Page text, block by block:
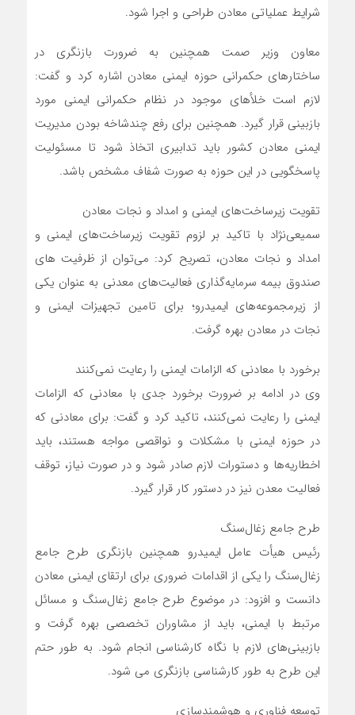
شرایط عملیاتی معادن طراحی و اجرا شود.
معاون وزیر صمت همچنین به ضرورت بازنگری در
ساختارهای حکمرانی حوزه ایمنی معادن اشاره کرد و گفت:
لازم است خلأهای موجود در نظام حکمرانی ایمنی مورد
بازبینی قرار گیرد. همچنین برای رفع چندشاخه بودن مدیریت
ایمنی معادن کشور باید تدابیری اتخاذ شود تا مسئولیت
پاسخگویی در این حوزه به صورت شفاف مشخص باشد.
تقویت زیرساخت‌های ایمنی و امداد و نجات معادن
سمیعی‌نژاد با تاکید بر لزوم تقویت زیرساخت‌های ایمنی و
امداد و نجات معادن، تصریح کرد: می‌توان از ظرفیت ‌های
صندوق بیمه سرمایه‌گذاری فعالیت‌های معدنی به عنوان یکی
از زیرمجموعه‌های ایمیدرو؛ برای تامین تجهیزات ایمنی و
نجات در معادن بهره گرفت.
برخورد با معادنی که الزامات ایمنی را رعایت نمی‌کنند
وی در ادامه بر ضرورت برخورد جدی با معادنی که الزامات
ایمنی را رعایت نمی‌کنند، تاکید کرد و گفت: برای معادنی که
در حوزه ایمنی با مشکلات و نواقصی مواجه هستند، باید
اخطاریه‌ها و دستورات لازم صادر شود و در صورت نیاز، توقف
فعالیت معدن نیز در دستور کار قرار گیرد.
طرح جامع زغال‌سنگ
رئیس هیأت عامل ایمیدرو همچنین بازنگری طرح جامع
زغال‌سنگ را یکی از اقدامات ضروری برای ارتقای ایمنی معادن
دانست و افزود: در موضوع طرح جامع زغال‌سنگ و مسائل
مرتبط با ایمنی، باید از مشاوران تخصصی بهره گرفت و
بازبینی‌های لازم با نگاه کارشناسی انجام شود. به طور حتم
این طرح به طور کارشناسی بازنگری می شود.
توسعه فناوری و هوشمندسازی